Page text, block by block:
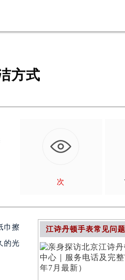
方式
次
巾擦
的光
江诗丹顿手表常见问